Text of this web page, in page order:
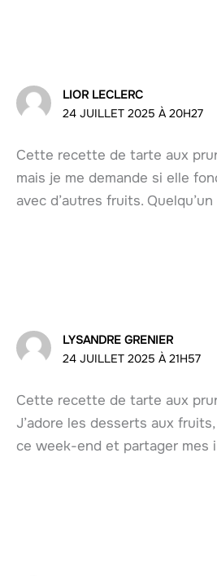
LIOR LECLERC
24 JUILLET 2025 À 20H27
Cette recette de tarte aux
mais je me demande si elle
avec d’autres fruits.
LYSANDRE GRENIER
24 JUILLET 2025 À 21H57
Cette recette de tarte aux
J’adore les desserts aux
ce week-end et partager mes